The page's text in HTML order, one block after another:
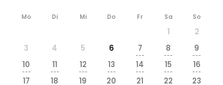
Mo Di Mi Do Fr Sa So
1
2
3
4 5 6 7
---
8
---
9
---
10
---
11
---
12
---
13
---
14
---
15
---
16
---
17 18 19 20 21 22 23